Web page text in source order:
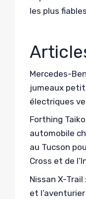
les plus
Mercedes-
jumeaux
électriques
Forthing
automobile
au Tucson
Cross et de
Nissan X-
et